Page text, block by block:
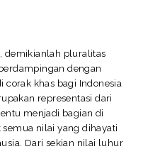
demikianlah pluralitas
dengan
corak khas bagi Indonesia
representasi dari
menjadi bagian di
nilai yang dihayati
Dari sekian nilai luhur